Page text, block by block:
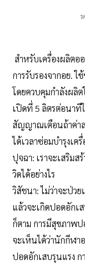
สำหรับเครื่องผลิตอ
การรับรองจากอย.
โดยควบคุมกำลังผลิ
เปิดที่ 5 ลิตรต่อนาที
สัญญาณเตือนถ้าค่าล
ได้เวลาซ่อมบำรุงเครื่
ปุจฉา: เราจะเสริม
วิดได้อย่างไร
วิสัชนา: ไม่ว่าจะป่วย
แล้วจะเกิดปอดอักเ
ก็ตาม การมีสุขภาพ
จะเห็นได้ว่านักกีฬา
ปอดอักเสบรุนแรง ก